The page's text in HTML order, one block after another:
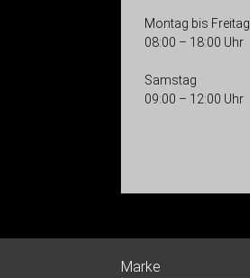
Montag bis Freitag
08:00 – 18:00 Uhr
Samstag
09:00 – 12:00 Uhr
Marke